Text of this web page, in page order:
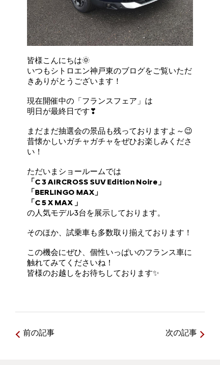
皆様こんにちは🌞
いつもシトロエン神戸東のブログをご覧いただ
きありがとうございます！
現在開催中の「フランスフェア」は
明日が最終日です❣
まだまだ抽選会の景品も残っておりますよ～😉
昔懐かしいガチャガチャをぜひお楽しみくださ
い！
ただいまショールームでは
「C 3 AIRCROSS SUV Edition Noire」
「BERLINGO MAX」
「C 5 X MAX 」
の人気モデル3台を展示しております。
そのほか、試乗車も多数取り揃えております！
この機会にぜひ、個性いっぱいのフランス車に
触れてみてくださいね！
皆様のお越しをお待ちしております✨
前の記事 次の記事